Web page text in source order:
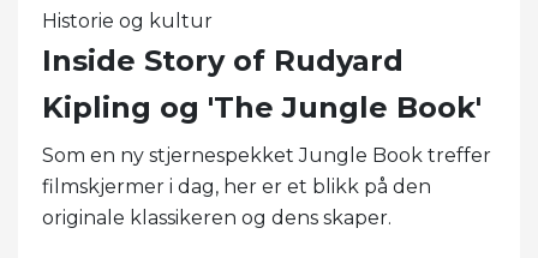
Historie og kultur
Inside Story of Rudyard
Kipling og 'The Jungle Book'
Som en ny stjernespekket Jungle Book treffer
filmskjermer i dag, her er et blikk på den
originale klassikeren og dens skaper.